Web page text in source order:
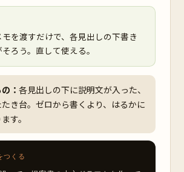
を渡すだけで、各見出しの下書き
そろう。直して使える。
： 各見出しの下に説明文が入った、
き台。ゼロから書くより、はるかに
す。
つくる